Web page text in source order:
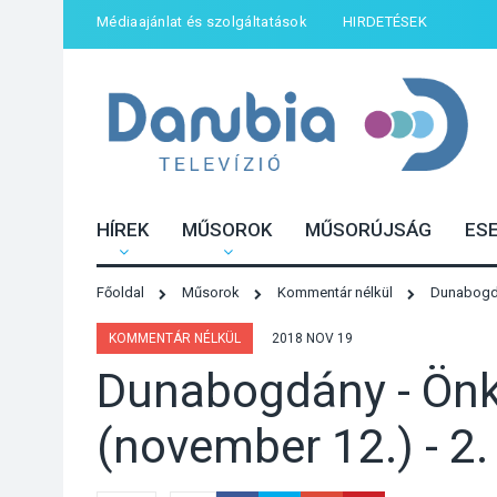
Médiaajánlat és szolgáltatások HIRDETÉSEK
HÍREK MŰSOROK MŰSORÚJSÁG
Főoldal Műsorok Kommentár nélkül
KOMMENTÁR NÉLKÜL 2018 NOV 19
Dunabogdány -
(november 12.) -